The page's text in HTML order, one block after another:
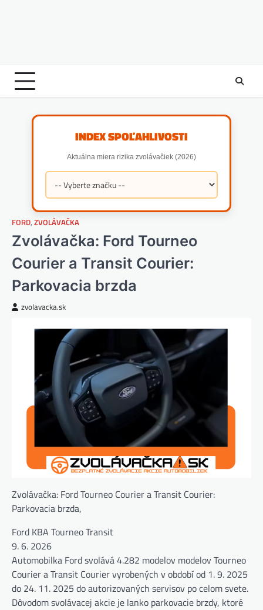
INDEX SPOĽAHLIVOSTI
Aktuálna miera rizika zvolávačiek (2026)
FORD, ZVOLÁVAČKA
Zvolávačka: Ford Tourneo
Courier a Transit Courier:
Parkovacia brzda
zvolavacka.sk
Zvolávačka: Ford Tourneo Courier a Transit Courier:
Parkovacia brzda,
Ford KBA Tourneo Transit
9. 6. 2026
Automobilka Ford svolává 4.282 modelov modelov Tourneo
Courier a Transit Courier vyrobených v období od 1. 9. 2025
do 24. 11. 2025 do autorizovaných servisov po celom svete.
Dôvodom svolávacej akcie je lanko parkovacie brzdy, ktoré